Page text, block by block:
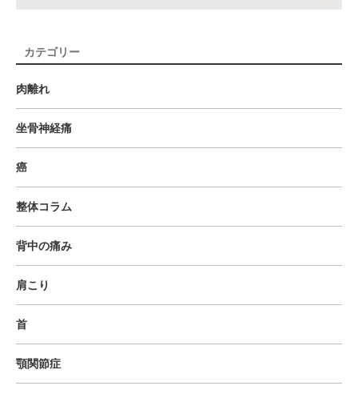
カテゴリー
肉離れ
坐骨神経痛
癌
整体コラム
背中の痛み
肩こり
首
顎関節症